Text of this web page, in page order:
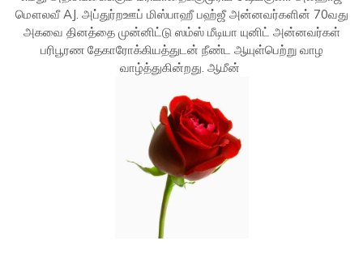
மௌலவீ AJ. அப்துர்றஊப் மிஸ்பாஹீ பஹ்ஜீ அன்னவர்களின் 70வது
அகவை தினத்தை முன்னிட்டு ஸம்ஸ் மீடியா யுனிட் அன்னவர்கள்
பரிபூரண தேகாரோக்கியத்துடன் நீண்ட ஆயுள்பெற்று வாழ
வாழ்த்துகின்றது. ஆமீன்